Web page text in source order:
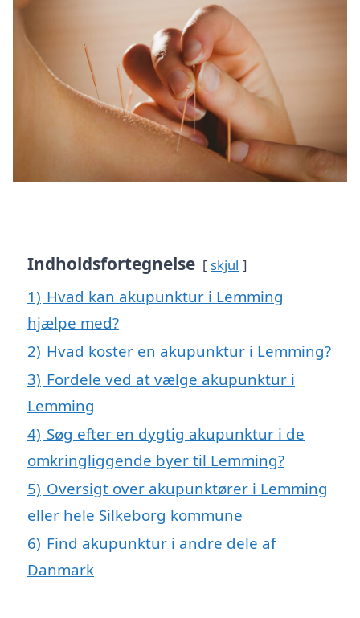
Indholdsfortegnelse skjul
1) Hvad kan akupunktur i Lemming
hjælpe med?
2) Hvad koster en akupunktur i Lemming?
3) Fordele ved at vælge akupunktur i
Lemming
4) Søg efter en dygtig akupunktur i de
omkringliggende byer til Lemming?
5) Oversigt over akupunktører i Lemming
eller hele Silkeborg kommune
6) Find akupunktur i andre dele af
Danmark